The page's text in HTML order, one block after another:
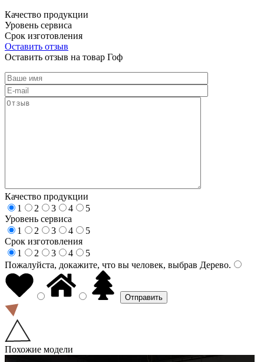
Качество продукции
Уровень сервиса
Срок изготовления
Оставить отзыв
Оставить отзыв на товар Гоф
Качество продукции
1
2 3 4
5
Уровень сервиса
1
2 3 4
5
Срок изготовления
1
2 3 4
5
Пожалуйста, докажите, что вы человек, выбрав Дерево.
Похожие модели